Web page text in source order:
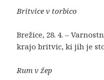
Britvice v torbico
Brežice, 28. 4. –
krajo britvic, ki jih je
Rum v žep